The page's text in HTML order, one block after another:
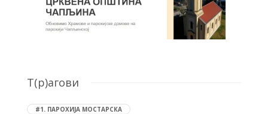
T(р)агови
#1. ПАРОХИЈА МОСТАРСКА